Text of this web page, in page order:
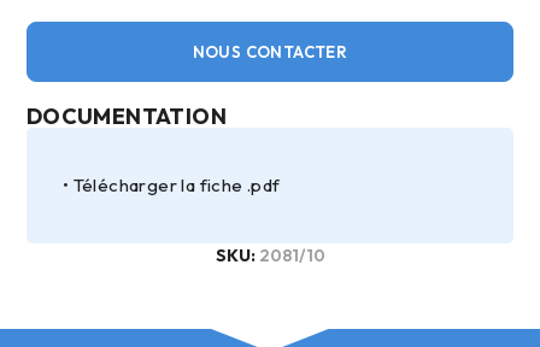
NOUS CONTACTER
DOCUMENTATION
Télécharger la fiche .pdf
SKU: 2081/10